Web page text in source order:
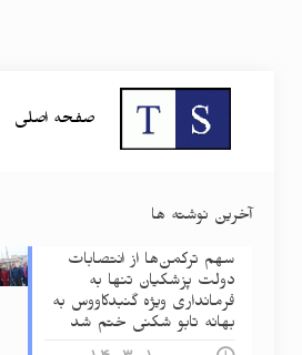
صفحه اصلی
آخرین نوشته ها
سهم ترکمن‌ها از انتصابات
دولت پزشکیان تنها به
فرمانداری ویژه گنبدکاووس به
بهانه تابو شکنی ختم شد